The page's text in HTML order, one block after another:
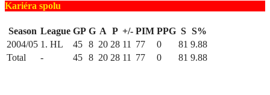
Kariéra spolu
Season League GP G A P +/- PIM PPG S S%
2004/05 1. HL 45 8 20 28 11 77 0 81 9.88
Total
- 45 8 20 28 11 77 0 81 9.88